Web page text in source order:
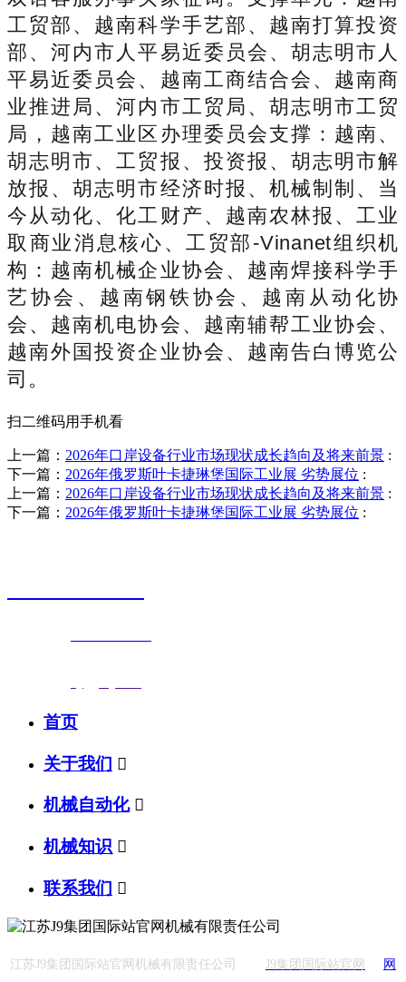
工贸部、越南科学手艺部、越南打算投资
部、河内市人平易近委员会、胡志明市人
平易近委员会、越南工商结合会、越南商
业推进局、河内市工贸局、胡志明市工贸
局，越南工业区办理委员会支撑：越南、
胡志明市、工贸报、投资报、胡志明市解
放报、胡志明市经济时报、机械制制、当
今从动化、化工财产、越南农林报、工业
取商业消息核心、工贸部-Vinanet组织机
构：越南机械企业协会、越南焊接科学手
艺协会、越南钢铁协会、越南从动化协
会、越南机电协会、越南辅帮工业协会、
越南外国投资企业协会、越南告白博览公
司。
扫二维码用手机看
上一篇： 2026年口岸设备行业市场现状成长趋向及将来前景 :
下一篇： 2026年俄罗斯叶卡捷琳堡国际工业展 劣势展位 :
上一篇： 2026年口岸设备行业市场现状成长趋向及将来前景 :
下一篇： 2026年俄罗斯叶卡捷琳堡国际工业展 劣势展位 :
首页
关于我们 
机械自动化 
机械知识 
联系我们 
江苏J9集团国际站官网机械有限责任公司 J9集团国际站官网 网